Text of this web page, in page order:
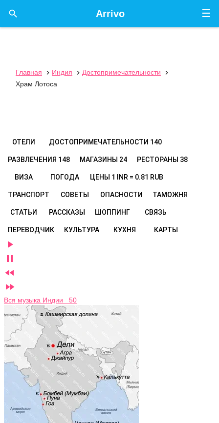
☰
Arrivo

Главная  Индия  Достопримечательности

Храм Лотоса
ОТЕЛИ ДОСТОПРИМЕЧАТЕЛЬНОСТИ 140
РАЗВЛЕЧЕНИЯ 148 МАГАЗИНЫ 24 РЕСТОРАНЫ 38
ВИЗА ПОГОДА ЦЕНЫ 1 INR = 0.81 RUB
ТРАНСПОРТ СОВЕТЫ ОПАСНОСТИ ТАМОЖНЯ
СТАТЬИ РАССКАЗЫ ШОППИНГ СВЯЗЬ
ПЕРЕВОДЧИК КУЛЬТУРА КУХНЯ КАРТЫ




Вся музыка Индии 50